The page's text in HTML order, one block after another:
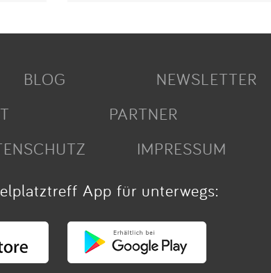
BLOG
NEWSLETTER
PARTNER
IMPRESSUM
App für unterwegs: